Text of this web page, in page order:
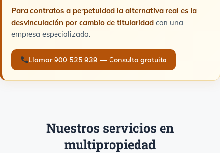
Para contratos a perpetuidad la alternativa real es la
desvinculación por cambio de titularidad con una
empresa especializada.
Llamar 900 525 939 — Consulta gratuita
Nuestros servicios en
multipropiedad